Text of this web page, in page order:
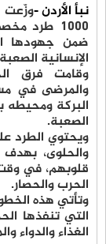
نبأ الأردن -وزّعت
1000
ضمن جهودها
الإنسانية
وقامت فرق
والمرضى في
البركة ومحيطه
الصعبة.
ويحتوي الطرد
والحلوى،
قلوبهم، في
الحرب والحصار.
وتأتي هذه
التي تنفذها
الغذاء والدواء